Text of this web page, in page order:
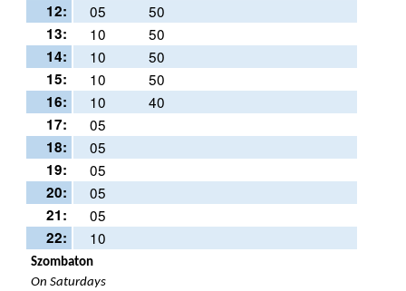
12:
05
50
13:
10
50
14:
10
50
15:
10
50
16:
10
40
17:
05
18:
05
19:
05
20:
05
21:
05
22:
10
Szombaton
On Saturdays